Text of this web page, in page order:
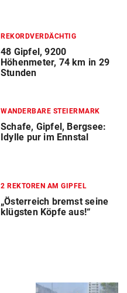
REKORDVERDÄCHTIG
48 Gipfel, 9200
Höhenmeter, 74 km in 29
Stunden
WANDERBARE STEIERMARK
Schafe, Gipfel, Bergsee:
Idylle pur im Ennstal
2 REKTOREN AM GIPFEL
„Österreich bremst seine
klügsten Köpfe aus!“